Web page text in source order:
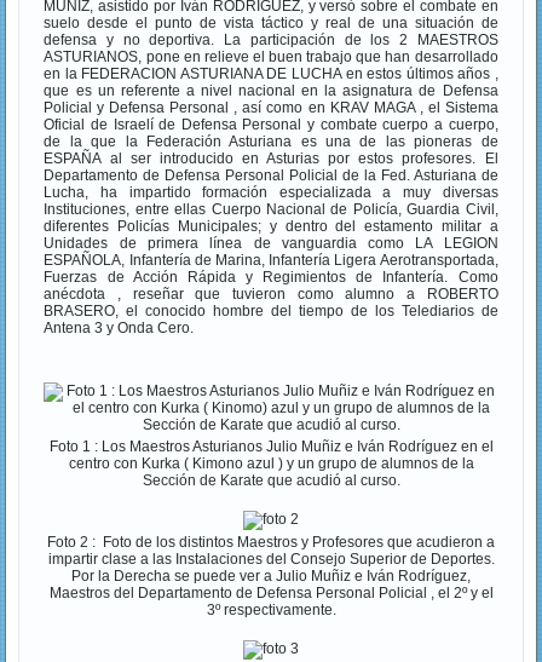
MUÑIZ, asistido por Iván RODRIGUEZ, y versó sobre el combate en
suelo desde el punto de vista táctico y real de una situación de
defensa y no deportiva. La participación de los 2 MAESTROS
ASTURIANOS, pone en relieve el buen trabajo que han desarrollado
en la FEDERACION ASTURIANA DE LUCHA en estos últimos años ,
que es un referente a nivel nacional en la asignatura de Defensa
Policial y Defensa Personal , así como en KRAV MAGA , el Sistema
Oficial de Israelí de Defensa Personal y combate cuerpo a cuerpo,
de la que la Federación Asturiana es una de las pioneras de
ESPAÑA al ser introducido en Asturias por estos profesores. El
Departamento de Defensa Personal Policial de la Fed. Asturiana de
Lucha, ha impartido formación especializada a muy diversas
Instituciones, entre ellas Cuerpo Nacional de Policía, Guardia Civil,
diferentes Policías Municipales; y dentro del estamento militar a
Unidades de primera línea de vanguardia como LA LEGION
ESPAÑOLA, Infantería de Marina, Infantería Ligera Aerotransportada,
Fuerzas de Acción Rápida y Regimientos de Infantería. Como
anécdota , reseñar que tuvieron como alumno a ROBERTO
BRASERO, el conocido hombre del tiempo de los Telediarios de
Antena 3 y Onda Cero.
Foto 1 : Los Maestros Asturianos Julio Muñiz e Iván Rodríguez en el
centro con Kurka ( Kimono azul ) y un grupo de alumnos de la
Sección de Karate que acudió al curso.
Foto 2 : Foto de los distintos Maestros y Profesores que acudieron a
impartir clase a las Instalaciones del Consejo Superior de Deportes.
Por la Derecha se puede ver a Julio Muñiz e Iván Rodríguez,
Maestros del Departamento de Defensa Personal Policial , el 2º y el
3º respectivamente.